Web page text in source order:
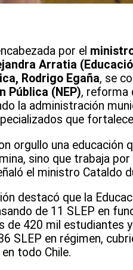
por el
Arratia
Rodrigo Egaña, se
Pública (NEP), reforma
la administración
que
orgullo una educación
sino que trabaja
el ministro Cataldo
destacó que la
de 11 SLEP en
de 420 mil estudiantes
SLEP en régimen,
todo Chile.